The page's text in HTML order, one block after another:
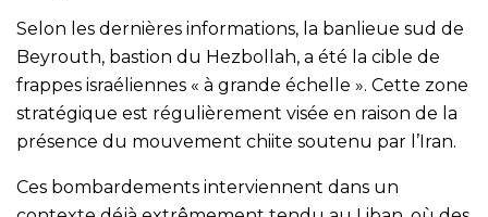
Selon les dernières informations, la banlieue sud de
Beyrouth, bastion du Hezbollah, a été la cible de
frappes israéliennes « à grande échelle ». Cette zone
stratégique est régulièrement visée en raison de la
présence du mouvement chiite soutenu par l’Iran.
Ces bombardements interviennent dans un